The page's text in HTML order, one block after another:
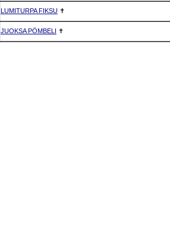
LUMITURPA FIKSU ✝
JUOKSA PÖMBELI ✝